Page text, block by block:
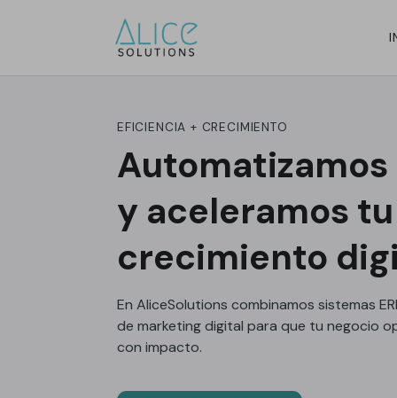
EFICIENCIA + CRECIMIENTO
y aceleramos tu
crecimiento
En AliceSolutions combinamos sistemas
de marketing digital para que tu negocio
con impacto.